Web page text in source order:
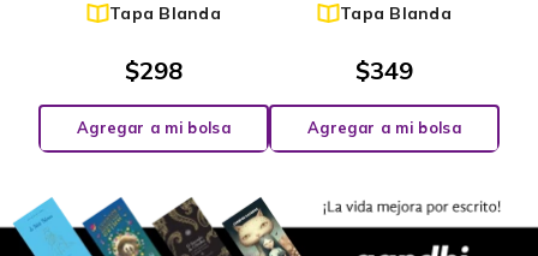
Tapa Blanda
$298
Agregar a mi bolsa
Tapa Blanda
$349
Agregar a mi bolsa